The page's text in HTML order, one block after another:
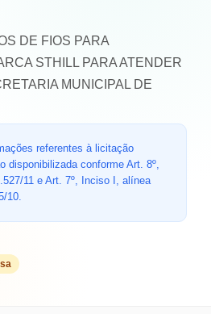
DE FIOS PARA
STHILL PARA ATENDER
MUNICIPAL DE
referentes à licitação
disponibilizada conforme Art. 8º,
11 e Art. 7º, Inciso I, alínea
10.